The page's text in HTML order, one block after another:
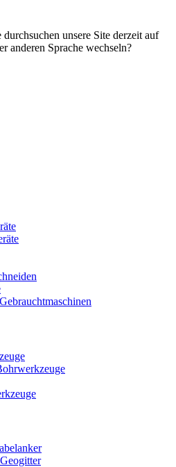
unsere Site derzeit auf
anderen Sprache wechseln?